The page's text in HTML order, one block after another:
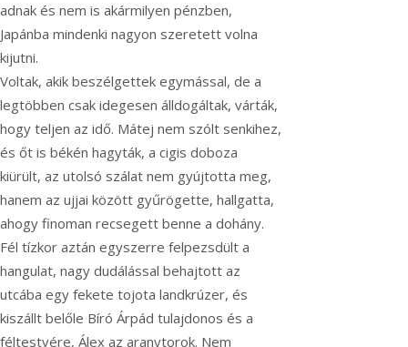
adnak és nem is akármilyen pénzben,
Japánba mindenki nagyon szeretett volna
kijutni.
Voltak, akik beszélgettek egymással, de a
legtöbben csak idegesen álldogáltak, várták,
hogy teljen az idő. Mátej nem szólt senkihez,
és őt is békén hagyták, a cigis doboza
kiürült, az utolsó szálat nem gyújtotta meg,
hanem az ujjai között gyűrögette, hallgatta,
ahogy finoman recsegett benne a dohány.
Fél tízkor aztán egyszerre felpezsdült a
hangulat, nagy dudálással behajtott az
utcába egy fekete tojota landkrúzer, és
kiszállt belőle Bíró Árpád tulajdonos és a
féltestvére, Álex az aranytorok. Nem